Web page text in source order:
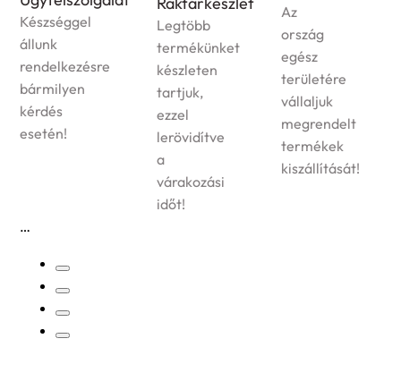
Készséggel
állunk
rendelkezésre
bármilyen
kérdés
esetén!
Legtöbb
termékünket
készleten
tartjuk,
ezzel
lerövidítve
a
várakozási
időt!
Az
ország
egész
területére
vállaljuk
megrendelt
termékek
kiszállítását!